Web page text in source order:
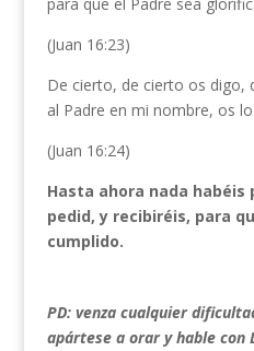
(Juan 16:23)
De cierto, de cierto os digo,
al Padre en mi nombre, os
(Juan 16:24)
Hasta ahora nada habéis
pedid, y recibiréis, para
cumplido.
PD: venza cualquier
apártese a orar y hable con